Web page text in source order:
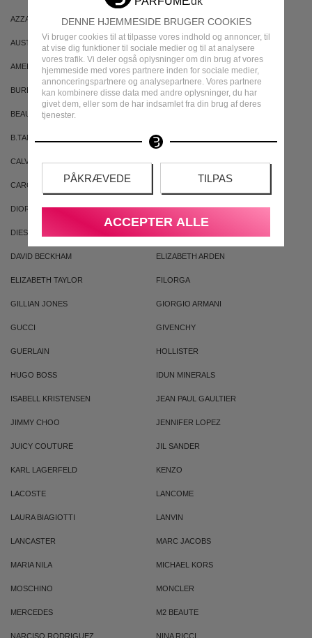
DENNE HJEMMESIDE BRUGER COOKIES
Vi bruger cookies til at tilpasse vores indhold og annoncer, til
at vise dig funktioner til sociale medier og til at analysere
vores trafik. Vi deler også oplysninger om din brug af vores
hjemmeside med vores partnere inden for sociale medier,
annonceringspartnere og analysepartnere. Vores partnere
kan kombinere disse data med andre oplysninger, du har
givet dem, eller som de har indsamlet fra din brug af deres
tjenester.
PÅKRÆVEDE TILPAS
ACCEPTER ALLE
AZZARO ARIANA GRANDE
AUSTRALIAN GOLD AUSTRALIAN BODYCARE
AMERICAN CREW ARMAF
BURBERRY BVLGARI
BEAUTE PACIFIQUE
B.TAN BRUNO BANANI
CALVIN KLEIN CACHAREL
CAROLINA HERRERA
DIOR DKNY
DIESEL
DAVID BECKHAM ELIZABETH ARDEN
ELIZABETH TAYLOR FILORGA
GILLIAN JONES GIORGIO ARMANI
GUCCI GIVENCHY
GUERLAIN HOLLISTER
HUGO BOSS IDUN MINERALS
ISABELL KRISTENSEN JEAN PAUL GAULTIER
JIMMY CHOO JENNIFER LOPEZ
JUICY COUTURE JIL SANDER
KARL LAGERFELD KENZO
LACOSTE LANCOME
LAURA BIAGIOTTI LANVIN
LANCASTER MARC JACOBS
MARIA NILA MICHAEL KORS
MOSCHINO MONCLER
MERCEDES M2 BEAUTE
NARCISO RODRIGUEZ NINA RICCI